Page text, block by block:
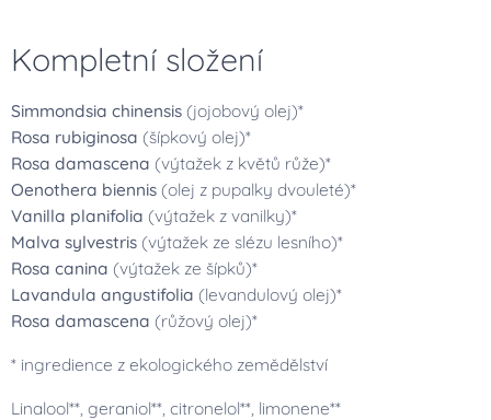
Kompletní složení
Simmondsia chinensis (jojobový olej)*
Rosa rubiginosa (šípkový olej)*
Rosa damascena (výtažek z květů růže)*
Oenothera biennis (olej z pupalky dvouleté)*
Vanilla planifolia (výtažek z vanilky)*
Malva sylvestris (výtažek ze slézu lesního)*
Rosa canina (výtažek ze šípků)*
Lavandula angustifolia (levandulový olej)*
Rosa damascena (růžový olej)*
* ingredience z ekologického zemědělství
Linalool**, geraniol**, citronelol**, limonene**